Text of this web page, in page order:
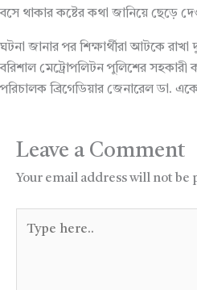
বসে থাকার কষ্টের কথা জানিয়ে ছেড়ে
ঘটনা জানার পর শিক্ষার্থীরা আটকে
বরিশাল মেট্রোপলিটন পুলিশের সহকারী
পরিচালক ব্রিগেডিয়ার জেনারেল ডা.
Leave a Comment
Your email address will not be
here..